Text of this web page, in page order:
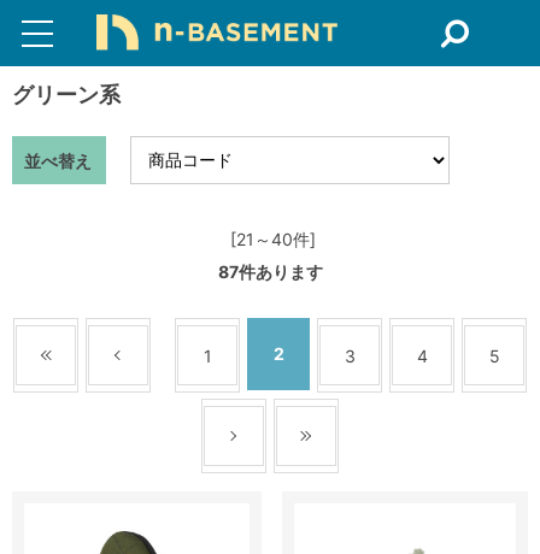
グリーン系
並べ替え
[21～40件]
87件あります
1 2 3 4 5